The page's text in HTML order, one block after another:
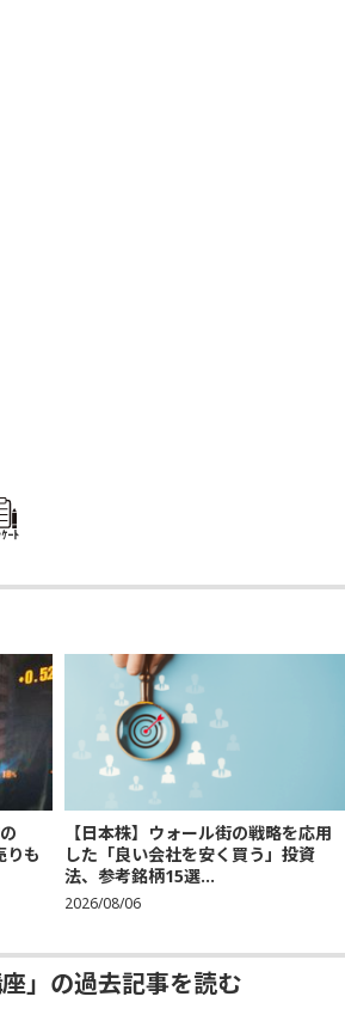
ｰﾄ
も
【日本株】ウォール街の戦略を応用
した「良い会社を安く買う」投資
法、参考銘柄15選...
2026/08/06
」の過去記事を読む